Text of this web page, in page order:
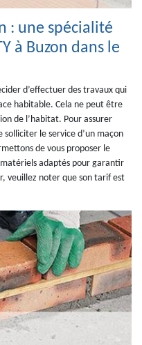
: une spécialité
à Buzon dans le
d’effectuer des travaux qui
habitable. Cela ne peut être
de l’habitat. Pour assurer
le service d’un maçon
de vous proposer le
matériels adaptés pour garantir
veuillez noter que son tarif est